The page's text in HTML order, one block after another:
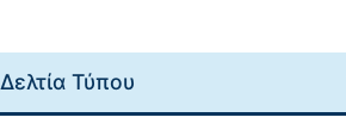
Δελτία Τύπου